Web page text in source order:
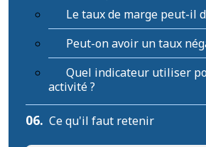
Le taux de marge peut-il
Peut-on avoir un taux
Quel indicateur utiliser
activité ?
06. Ce qu'il faut retenir